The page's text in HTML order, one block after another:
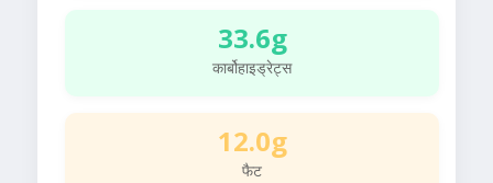
33.6g
कार्बोहाइड्रेट्स
12.0g
फैट